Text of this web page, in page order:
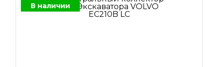
В наличии